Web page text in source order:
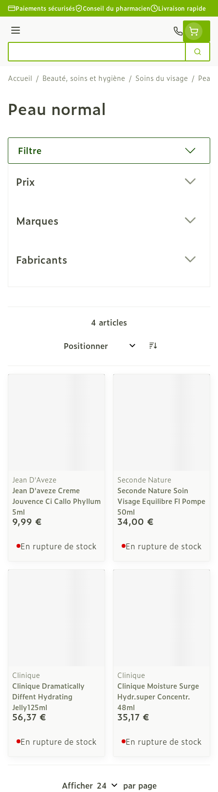
Aller au contenu
Paiements sécurisés Conseil du pharmacien Livraison rapide
Menu
Accueil / Beauté, soins et hygiène / Soins du visage / Peau
Peau normal
Filtre
Prix
Marques
Fabricants
4 articles
Trier par:
Jean D'Aveze
Jean D'aveze Creme
Jouvence Ci Callo Phyllum
5ml
9,99 €
En rupture de stock
Seconde Nature
Seconde Nature Soin
Visage Equilibre Fl Pompe
50ml
34,00 €
En rupture de stock
Clinique
Clinique Dramatically
Diffent Hydrating
Jelly125ml
56,37 €
En rupture de stock
Clinique
Clinique Moisture Surge
Hydr.super Concentr.
48ml
35,17 €
En rupture de stock
Afficher par page